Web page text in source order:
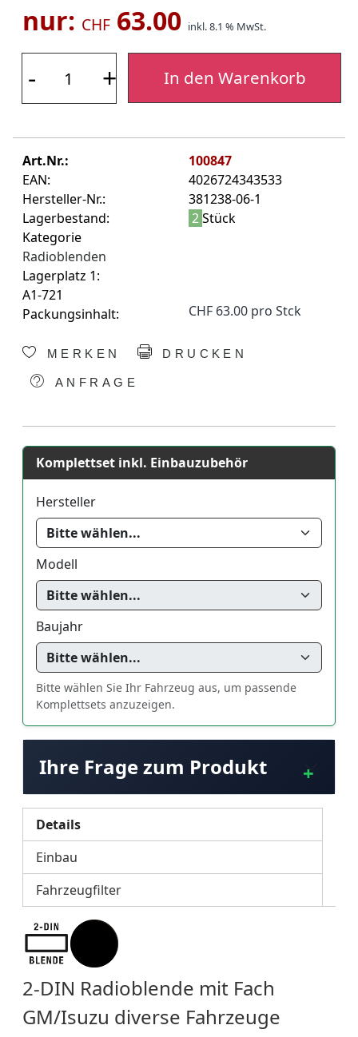
nur: CHF 63.00 inkl. 8.1 % MwSt.
- + In den Warenkorb
Art.Nr.:
100847
EAN:
4026724343533
Hersteller-Nr.:
381238-06-1
Lagerbestand:
2Stück
Kategorie
Radioblenden
Lagerplatz 1:
A1-721
Packungsinhalt:
CHF 63.00 pro Stck
MERKEN DRUCKEN
ANFRAGE
Komplettset inkl. Einbauzubehör
Hersteller
Modell
Baujahr
Bitte wählen Sie Ihr Fahrzeug aus, um passende
Komplettsets anzuzeigen.
Ihre Frage zum Produkt
Details
Einbau
Fahrzeugfilter
2-DIN Radioblende mit Fach
GM/Isuzu diverse Fahrzeuge